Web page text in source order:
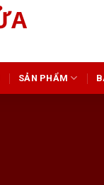
SẢN PHẨM